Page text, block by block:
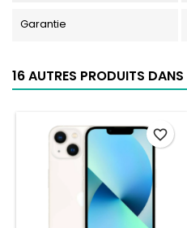
Garantie
16 AUTRES PRODUITS
favorite_border